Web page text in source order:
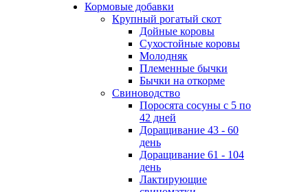
Кормовые добавки
Крупный рогатый скот
Дойные коровы
Сухостойные коровы
Молодняк
Племенные бычки
Бычки на откорме
Свиноводство
Поросята сосуны с 5 по
42 дней
Доращивание 43 - 60
день
Доращивание 61 - 104
день
Лактирующие